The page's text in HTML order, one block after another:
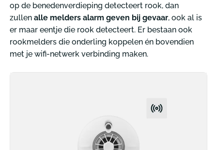
op de benedenverdieping detecteert rook, dan
zullen alle melders alarm geven bij gevaar, ook al is
er maar eentje die rook detecteert. Er bestaan ook
rookmelders die onderling koppelen én bovendien
met je wifi-netwerk verbinding maken.